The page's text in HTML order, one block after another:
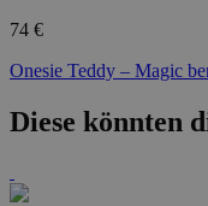
74 €
Onesie Teddy – Magic
Diese könnten